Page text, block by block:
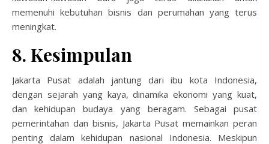
memenuhi kebutuhan bisnis dan perumahan yang terus
meningkat.
8. Kesimpulan
Jakarta Pusat adalah jantung dari ibu kota Indonesia,
dengan sejarah yang kaya, dinamika ekonomi yang kuat,
dan kehidupan budaya yang beragam. Sebagai pusat
pemerintahan dan bisnis, Jakarta Pusat memainkan peran
penting dalam kehidupan nasional Indonesia. Meskipun